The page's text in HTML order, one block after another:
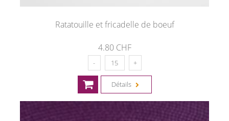
Ratatouille et fricadelle de boeuf
4.80 CHF
Détails